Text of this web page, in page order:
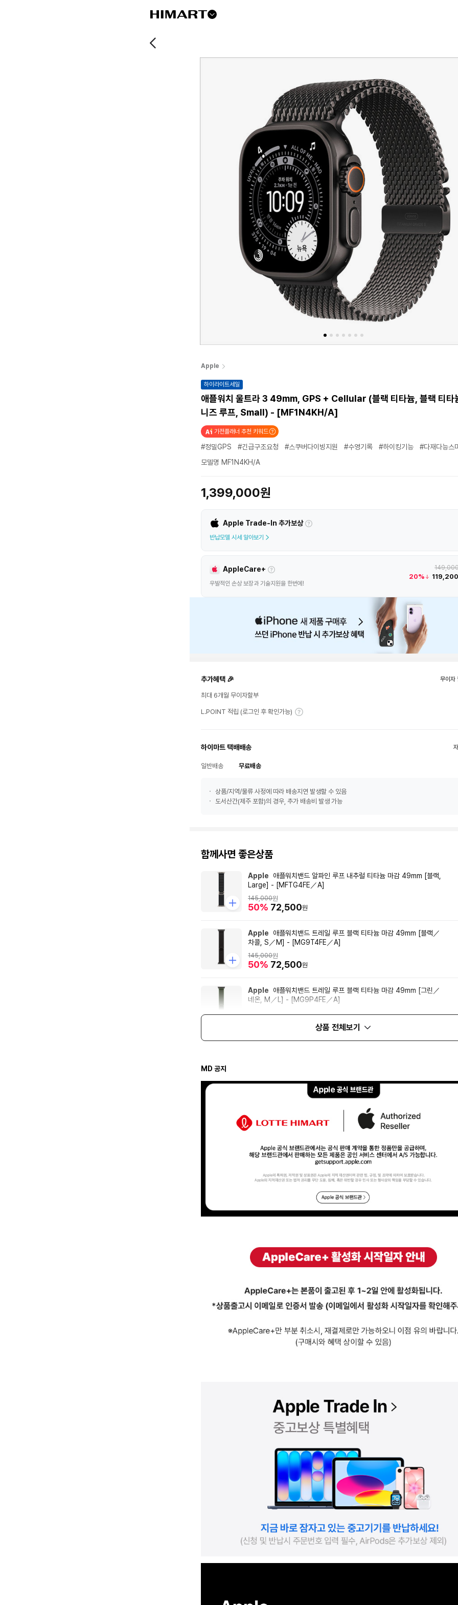
Apple
하이라이트세일
애플워치 울트라 3 49mm, GPS + Cellular (블랙 티타늄, 블랙 티타
니즈 루프, Small) - [MF1N4KH/A]
가전플래너 추천 키워드
#정밀GPS #긴급구조요청 #스쿠버다이빙지원 #수영기록 #하이킹기능
#다재다능스
모델명 MF1N4KH/A
1,399,000원
Apple Trade-In 추가보상
반납모델 시세 알아보기
AppleCare+
우발적인 손상 보장과 기술지원을 한번에!
20%
추가혜택 🎉 무이자
최대 6개월 무이자할부
L.POINT 적립 (로그인 후 확인가능)
하이마트 택배배송
일반배송 무료배송
상품/지역/물류 사정에 따라 배송지연 발생할 수 있음
도서산간(제주 포함)의 경우, 추가 배송비 발생 가능
함께사면 좋은상품
Apple
애플워치밴드 알파인 루프 내추럴 티타늄 마감 49mm [블랙,
Large] - [MFTG4FE／A]
145,000원
50% 72,500원
Apple
애플워치밴드 트레일 루프 블랙 티타늄 마감 49mm [블랙／
차콜, S／M] - [MG9T4FE／A]
145,000원
50% 72,500원
Apple
애플워치밴드 트레일 루프 블랙 티타늄 마감 49mm [그린／
네온, M／L] - [MG9P4FE／A]
145,000원
상품 전체보기
MD 공지